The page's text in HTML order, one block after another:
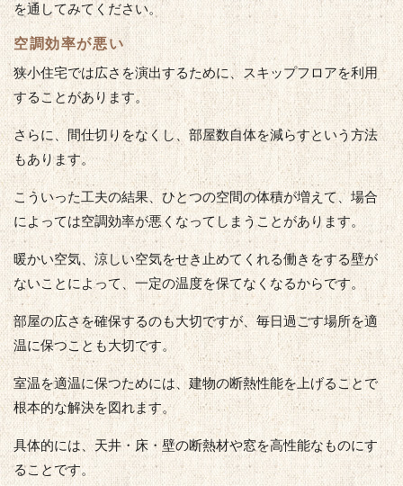
を通してみてください。
空調効率が悪い
狭小住宅では広さを演出するために、スキップフロアを利用
することがあります。
さらに、間仕切りをなくし、部屋数自体を減らすという方法
もあります。
こういった工夫の結果、ひとつの空間の体積が増えて、場合
によっては空調効率が悪くなってしまうことがあります。
暖かい空気、涼しい空気をせき止めてくれる働きをする壁が
ないことによって、一定の温度を保てなくなるからです。
部屋の広さを確保するのも大切ですが、毎日過ごす場所を適
温に保つことも大切です。
室温を適温に保つためには、建物の断熱性能を上げることで
根本的な解決を図れます。
具体的には、天井・床・壁の断熱材や窓を高性能なものにす
ることです。